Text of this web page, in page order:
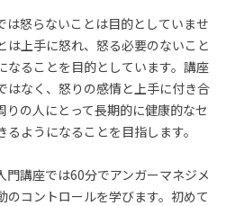
は怒らないことは目的としていませ
は上手に怒れ、怒る必要のないこと
なることを目的としています。講座
はなく、怒りの感情と上手に付き合
りの人にとって長期的に健康的なセ
ようになることを目指します。
門講座では60分でアンガーマネジメ
のコントロールを学びます。初めて